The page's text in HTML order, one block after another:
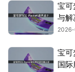
宝
与解
宝可
国际